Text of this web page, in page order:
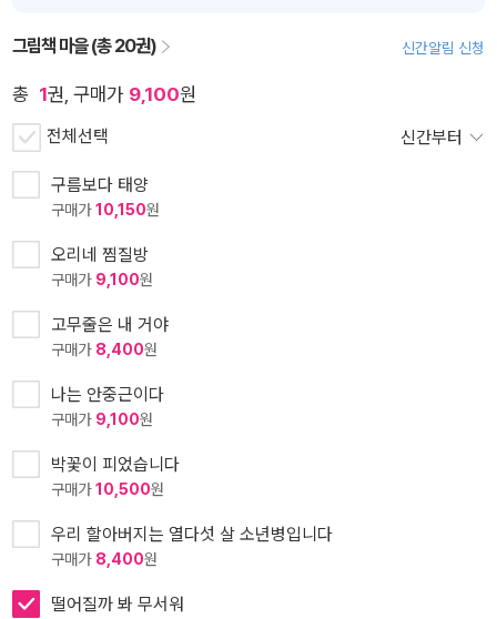
그림책 마을 (총 20권) 신간알림 신청
총 1권, 구매가 9,100원
전체선택 신간부터
구름보다 태양
구매가10,150원
오리네 찜질방
구매가 9,100원
고무줄은 내 거야
구매가 8,400원
나는 안중근이다
구매가 9,100원
박꽃이 피었습니다
구매가10,500원
우리 할아버지는 열다섯 살 소년병입니다
구매가 8,400원
떨어질까 봐 무서워